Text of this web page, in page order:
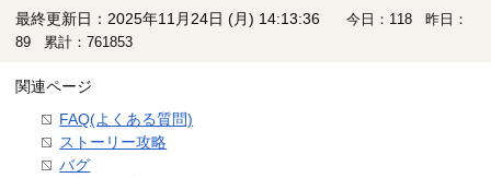
最終更新日：2025年11月24日 (月) 14:13:36
今日：118 昨日：
89 累計：761853
関連ページ
FAQ(よくある質問)
ストーリー攻略
バグ